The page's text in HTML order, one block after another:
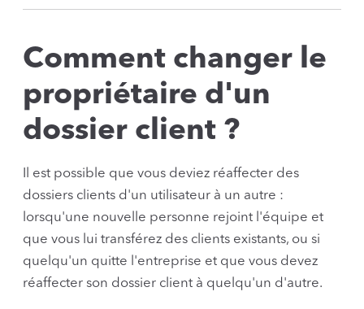
Comment changer le
propriétaire d'un
dossier client ?
Il est possible que vous deviez réaffecter des
dossiers clients d'un utilisateur à un autre :
lorsqu'une nouvelle personne rejoint l'équipe et
que vous lui transférez des clients existants, ou si
quelqu'un quitte l'entreprise et que vous devez
réaffecter son dossier client à quelqu'un d'autre.